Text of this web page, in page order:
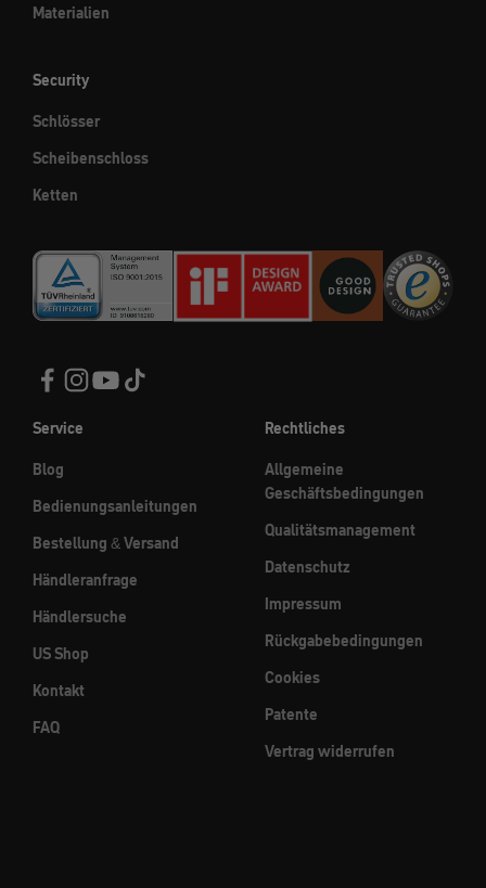
Materialien
Security
Schlösser
Scheibenschloss
Ketten
Service
Blog
Bedienungsanleitungen
Bestellung & Versand
Händleranfrage
Händlersuche
US Shop
Kontakt
FAQ
Rechtliches
Allgemeine
Geschäftsbedingungen
Qualitätsmanagement
Datenschutz
Impressum
Rückgabebedingungen
Cookies
Patente
Vertrag widerrufen